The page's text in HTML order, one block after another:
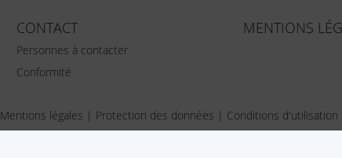
CONTACT
Personnes à contacter
Conformité
MENTIONS
Mentions légales | Protection des données | Conditions d'utilisation